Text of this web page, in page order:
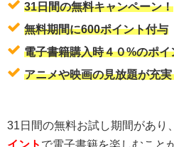
31日間の無料キャンペーン！
無料期間に600ポイント付与
電子書籍購入時４０%のポイ
アニメや映画の見放題が充実
31日間の無料お試し期間があり
イント で電子書籍を楽しむこと